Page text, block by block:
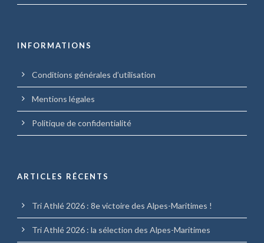
INFORMATIONS
Conditions générales d’utilisation
Mentions légales
Politique de confidentialité
ARTICLES RÉCENTS
Tri Athlé 2026 : 8e victoire des Alpes-Maritimes !
Tri Athlé 2026 : la sélection des Alpes-Maritimes